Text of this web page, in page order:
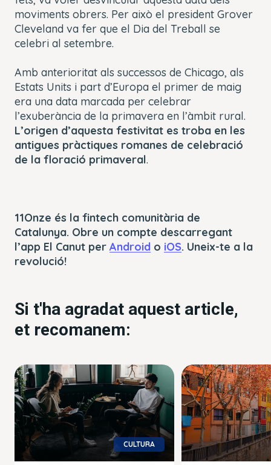
moviments obrers. Per això el president Grover
Cleveland va fer que el Dia del Treball se
celebri al setembre.
Amb anterioritat als successos de Chicago, als
Estats Units i part d’Europa el primer de maig
era una data marcada per celebrar
l’exuberància de la primavera en l’àmbit rural.
L’origen d’aquesta festivitat es troba en les
antigues pràctiques romanes de celebració
de la floració primaveral.
11Onze és la fintech comunitària de
Catalunya. Obre un compte descarregant
l’app El Canut per Android o iOS. Uneix-te a la
revolució!
Si t'ha agradat aquest article,
et recomanem:
CULTURA